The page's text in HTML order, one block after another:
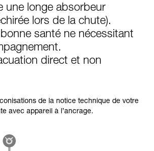
et un entraînement spécifique. Validez
professionnel votre capacité à refaire
seul, en toute sécurité, avant
en autonomie.
des exemples de techniques
activité. Il peut en exister d’autres
une longe absorbeur
lors de la chute).
santé ne nécessitant
direct et non
de la notice technique de votre
avec appareil à l’ancrage.